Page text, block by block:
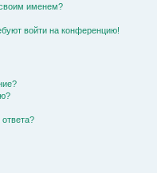
именем?
войти на конференцию!